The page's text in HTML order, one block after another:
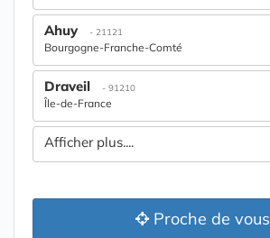
Ahuy - 21121
Bourgogne-Franche-Comté
Draveil - 91210
Île-de-France
Afficher plus....
Proche de vous